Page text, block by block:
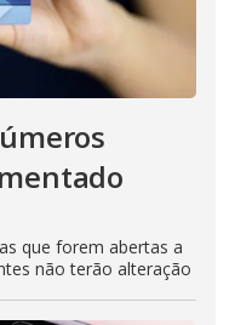
que forem abertas a
não terão alteração